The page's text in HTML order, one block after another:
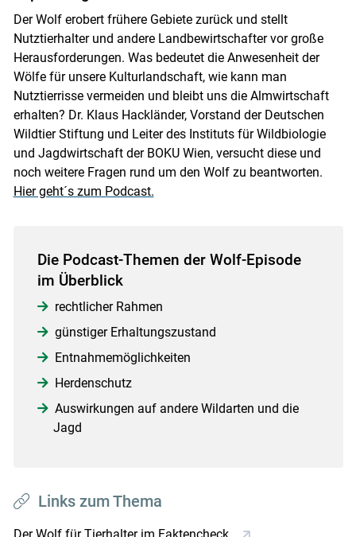
Skip to main content
Der Wolf erobert frühere Gebiete zurück und stellt
Nutztierhalter und andere Landbewirtschafter vor große
Herausforderungen. Was bedeutet die Anwesenheit der
Wölfe für unsere Kulturlandschaft, wie kann man
Nutztierrisse vermeiden und bleibt uns die Almwirtschaft
erhalten? Dr. Klaus Hackländer, Vorstand der Deutschen
Wildtier Stiftung und Leiter des Instituts für Wildbiologie
und Jagdwirtschaft der BOKU Wien, versucht diese und
noch weitere Fragen rund um den Wolf zu beantworten.
Hier geht´s zum Podcast.
Die Podcast-Themen der Wolf-Episode
im Überblick
rechtlicher Rahmen
günstiger Erhaltungszustand
Entnahmemöglichkeiten
Herdenschutz
Auswirkungen auf andere Wildarten und die
Jagd
Links zum Thema
Der Wolf für Tierhalter im Faktencheck